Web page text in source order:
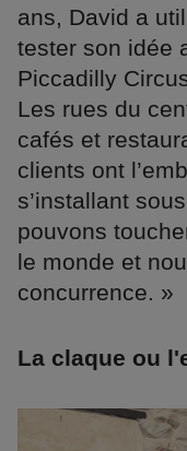
ans, David a
tester son idée
Piccadilly
Les rues du
cafés et
clients ont
s’installant
pouvons
le monde et
concurrence. »
La claque ou